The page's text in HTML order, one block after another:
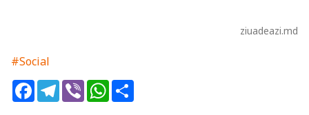
ziuadeazi.md
#Social
FacebookTelegram
ViberWhatsApp